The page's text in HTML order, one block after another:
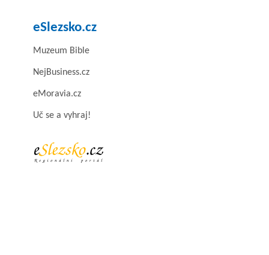
eSlezsko.cz
Muzeum Bible
NejBusiness.cz
eMoravia.cz
Uč se a vyhraj!